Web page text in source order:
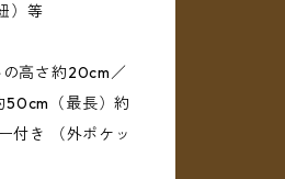
）等
高さ約20cm／
50cm（最長）約
付き （外ポケッ